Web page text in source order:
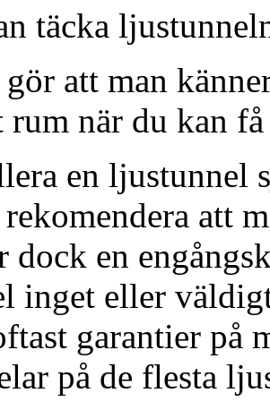
täcka
att man
när du kan
en ljustunnel
att
dock en
inget eller
garantier på
på de flesta